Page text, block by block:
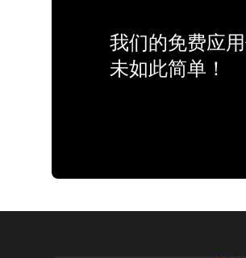
我们的免费应
未如此简单！